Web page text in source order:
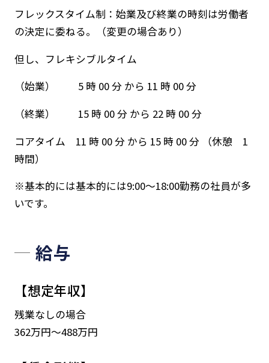
フレックスタイム制：始業及び終業の時刻は労働者
の決定に委ねる。（変更の場合あり）
但し、フレキシブルタイム
（始業） 5 時 00 分 から 11 時 00 分
（終業） 15 時 00 分 から 22 時 00 分
コアタイム 11 時 00 分 から 15 時 00 分 （休憩 1
時間）
※基本的には基本的には9:00～18:00勤務の社員が多
いです。
給与
【想定年収】
残業なしの場合
362万円～488万円